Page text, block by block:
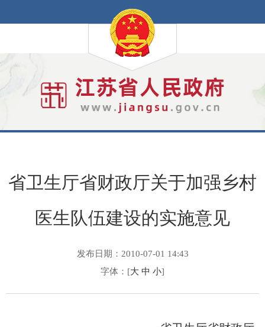
省卫生厅省财政厅关于加强乡村
医生队伍建设的实施意见
发布日期：2010-07-01 14:43
字体：[大 中 小]